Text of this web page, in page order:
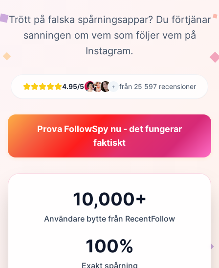
Trött på falska spårningsappar? Du förtjänar
sanningen om vem som följer vem på
Instagram.
4.95/5 + från 25 597 recensioner
Prova FollowSpy nu - det fungerar
faktiskt
10,000+
Användare bytte från RecentFollow
100%
Exakt spårning